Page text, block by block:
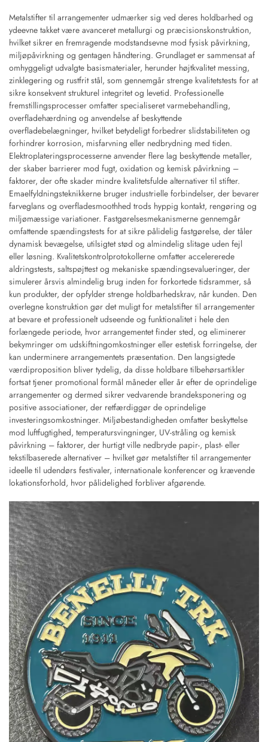
Metalstifter til arrangementer udmærker sig ved deres holdbarhed og
ydeevne takket være avanceret metallurgi og præcisionskonstruktion,
hvilket sikrer en fremragende modstandsevne mod fysisk påvirkning,
miljøpåvirkning og gentagen håndtering. Grundlaget er sammensat af
omhyggeligt udvalgte basismaterialer, herunder højtkvalitet messing,
zinklegering og rustfrit stål, som gennemgår strenge kvalitetstests for at
sikre konsekvent strukturel integritet og levetid. Professionelle
fremstillingsprocesser omfatter specialiseret varmebehandling,
overfladehærdning og anvendelse af beskyttende
overfladebelægninger, hvilket betydeligt forbedrer slidstabiliteten og
forhindrer korrosion, misfarvning eller nedbrydning med tiden.
Elektroplateringsprocesserne anvender flere lag beskyttende metaller,
der skaber barrierer mod fugt, oxidation og kemisk påvirkning –
faktorer, der ofte skader mindre kvalitetsfulde alternativer til stifter.
Emaelfyldningsteknikkerne bruger industrielle forbindelser, der bevarer
farveglans og overfladesmoothhed trods hyppig kontakt, rengøring og
miljømæssige variationer. Fastgørelsesmekanismerne gennemgår
omfattende spændingstests for at sikre pålidelig fastgørelse, der tåler
dynamisk bevægelse, utilsigtet stød og almindelig slitage uden fejl
eller løsning. Kvalitetskontrolprotokollerne omfatter accelererede
aldringstests, saltspøjttest og mekaniske spændingsevalueringer, der
simulerer årsvis almindelig brug inden for forkortede tidsrammer, så
kun produkter, der opfylder strenge holdbarhedskrav, når kunden. Den
overlegne konstruktion gør det muligt for metalstifter til arrangementer
at bevare et professionelt udseende og funktionalitet i hele den
forlængede periode, hvor arrangementet finder sted, og eliminerer
bekymringer om udskiftningomkostninger eller estetisk forringelse, der
kan underminere arrangementets præsentation. Den langsigtede
værdiproposition bliver tydelig, da disse holdbare tilbehørsartikler
fortsat tjener promotional formål måneder eller år efter de oprindelige
arrangementer og dermed sikrer vedvarende brandeksponering og
positive associationer, der retfærdiggør de oprindelige
investeringsomkostninger. Miljøbestandigheden omfatter beskyttelse
mod luftfugtighed, temperatursvingninger, UV-stråling og kemisk
påvirkning – faktorer, der hurtigt ville nedbryde papir-, plast- eller
tekstilbaserede alternativer – hvilket gør metalstifter til arrangementer
ideelle til udendørs festivaler, internationale konferencer og krævende
lokationsforhold, hvor pålidelighed forbliver afgørende.